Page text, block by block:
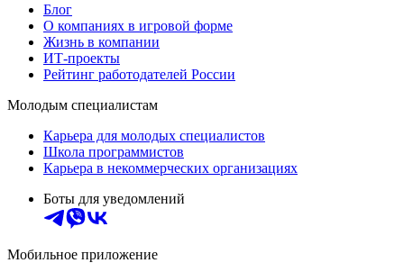
Блог
О компаниях в игровой форме
Жизнь в компании
ИТ-проекты
Рейтинг работодателей России
Молодым специалистам
Карьера для молодых специалистов
Школа программистов
Карьера в некоммерческих организациях
Боты для уведомлений
Мобильное приложение